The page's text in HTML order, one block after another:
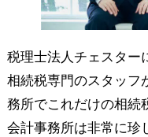
税理士法人チェスター
相続税専門のスタッフ
務所でこれだけの相続
会計事務所は非常に珍